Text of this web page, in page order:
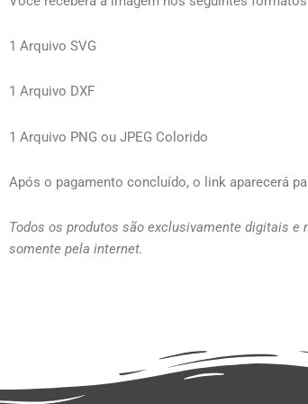
1 Arquivo SVG
1 Arquivo DXF
1 Arquivo PNG ou JPEG Colorido
Após o pagamento concluído, o link aparecerá
Todos os produtos são exclusivamente digitais e
somente pela internet.